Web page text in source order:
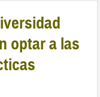
optar a las